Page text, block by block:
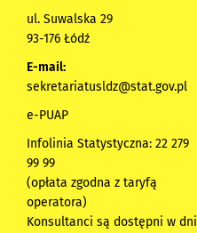
ul. Suwalska 29
93-176 Łódź
E-mail:
sekretariatusldz@stat.gov.pl
e-PUAP
Infolinia Statystyczna: 22 279
99 99
(opłata zgodna z taryfą
operatora)
Konsultanci są dostępni w dni